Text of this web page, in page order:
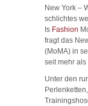
New York –
schlichtes
Is Fashion
fragt das
(MoMA) in
seit mehr als
Unter den